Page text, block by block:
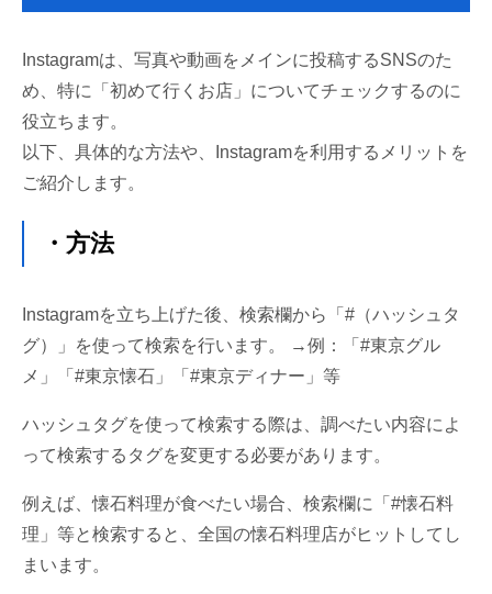
Instagramは、写真や動画をメインに投稿するSNSのた
め、特に「初めて行くお店」についてチェックするのに
役立ちます。
以下、具体的な方法や、Instagramを利用するメリットを
ご紹介します。
・方法
Instagramを立ち上げた後、検索欄から「#（ハッシュタ
グ）」を使って検索を行います。 →例：「#東京グル
メ」「#東京懐石」「#東京ディナー」等
ハッシュタグを使って検索する際は、調べたい内容によ
って検索するタグを変更する必要があります。
例えば、懐石料理が食べたい場合、検索欄に「#懐石料
理」等と検索すると、全国の懐石料理店がヒットしてし
まいます。